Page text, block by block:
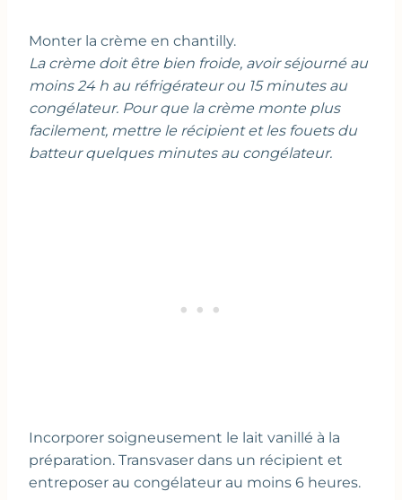
Monter la crème en chantilly.
La crème doit être bien froide, avoir séjourné au
moins 24 h au réfrigérateur ou 15 minutes au
congélateur. Pour que la crème monte plus
facilement, mettre le récipient et les fouets du
batteur quelques minutes au congélateur.
Incorporer soigneusement le lait vanillé à la
préparation. Transvaser dans un récipient et
entreposer au congélateur au moins 6 heures.